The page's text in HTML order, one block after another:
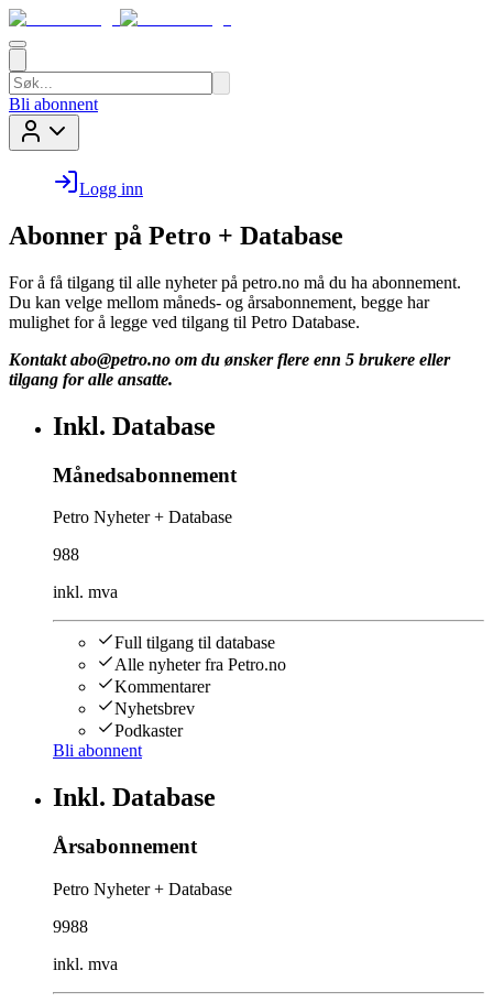
Bli abonnent
Logg inn
Abonner på Petro + Database
For å få tilgang til alle nyheter på petro.no må du ha abonnement.
Du kan velge mellom måneds- og årsabonnement, begge har
mulighet for å legge ved tilgang til Petro Database.
Kontakt abo@petro.no om du ønsker flere enn 5 brukere eller
tilgang for alle ansatte.
Inkl. Database
Månedsabonnement
Petro Nyheter + Database
988
inkl. mva
Full tilgang til database
Alle nyheter fra Petro.no
Kommentarer
Nyhetsbrev
Podkaster
Bli abonnent
Inkl. Database
Årsabonnement
Petro Nyheter + Database
9988
inkl. mva